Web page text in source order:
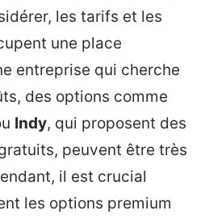
les tarifs et les
une place
entreprise qui cherche
des options comme
Indy, qui proposent des
peuvent être très
il est crucial
les options premium